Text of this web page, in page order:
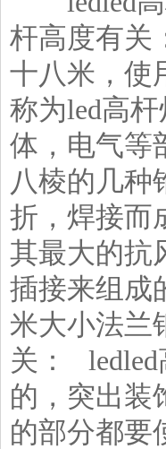
杆高度有关
十八米，使
称为led高
体，电气等
八棱的几种
折，焊接而
其最大的抗
插接来组成
米大小法兰
关： ledled
的，突出装
的部分都要